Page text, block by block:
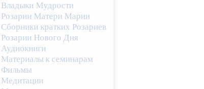
Владыки Мудрости
Розарии Матери Марии
Сборники кратких Розариев
Розарии Нового Дня
Аудиокниги
Материалы к семинарам
Фильмы
Медитации